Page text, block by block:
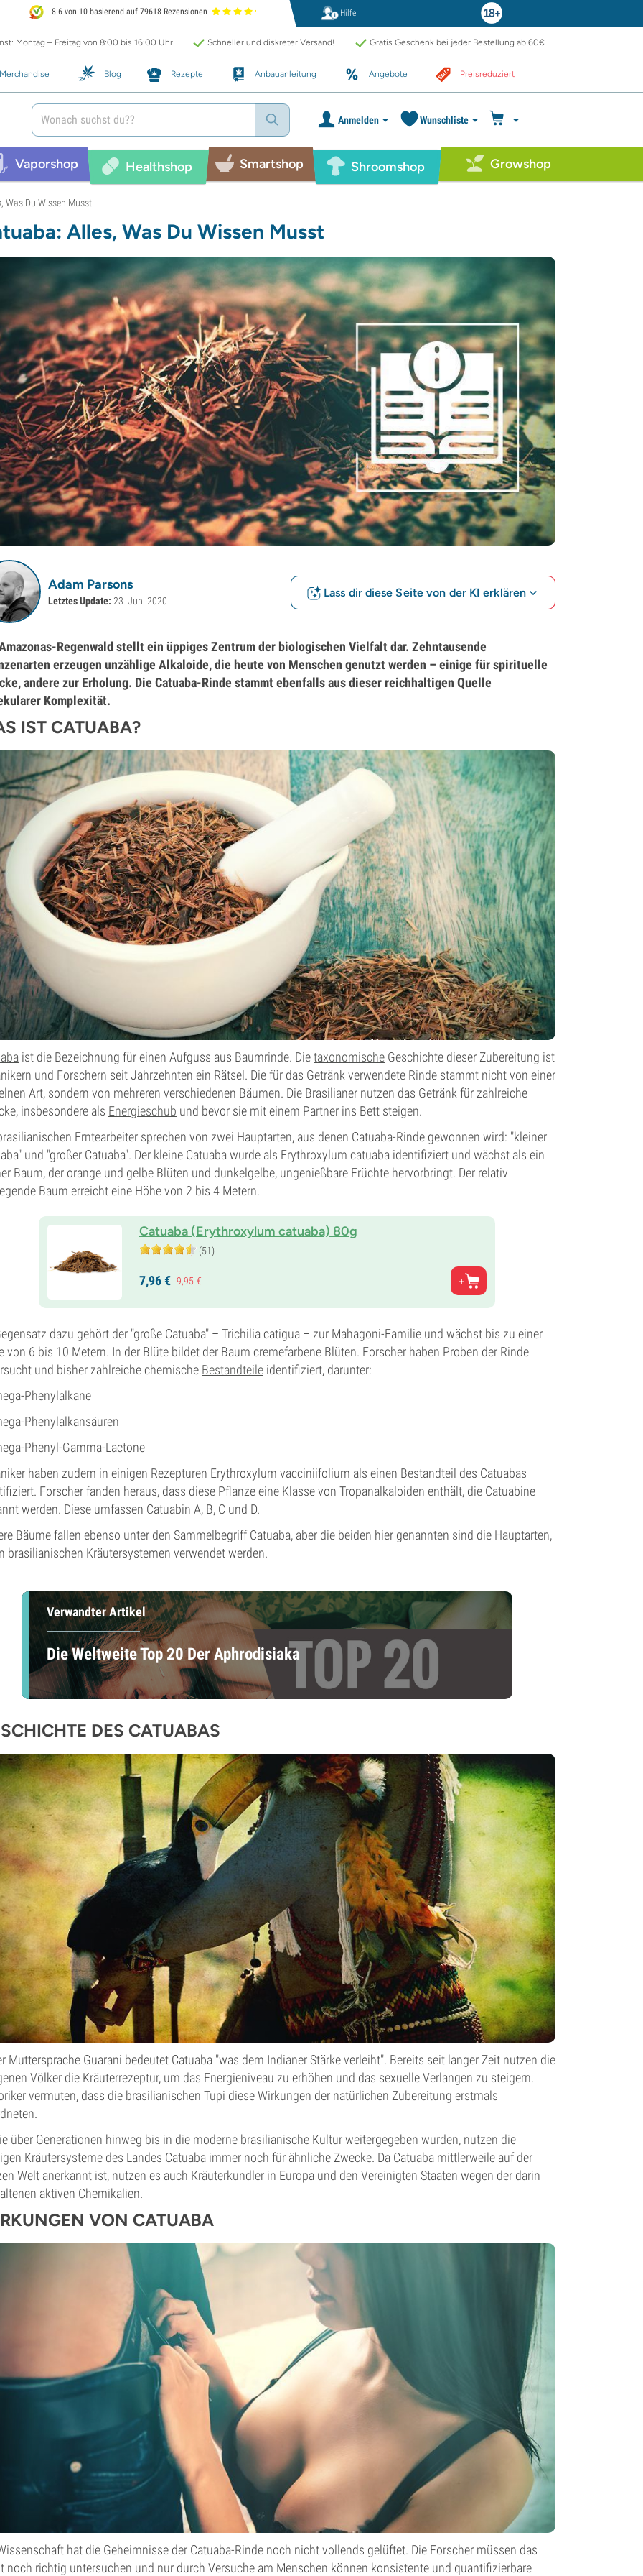
8.6 von 10 basierend auf 79618 Rezensionen Hilfe
Montag – Freitag von 8:00 bis 16:00 Uhr Schneller und diskreter Versand! Gratis Geschenk bei jeder Bestellung ab 60€
Merchandise Blog Rezepte Anbauanleitung Angebote Preisreduziert
Anmelden Wunschliste
Vaporshop Healthshop Smartshop Shroomshop Growshop
Was Du Wissen Musst
Alles, Was Du Wissen Musst
Adam Parsons
Letztes Update: 23. Juni 2020
Lass dir diese Seite von der KI erklären
Regenwald stellt ein üppiges Zentrum der biologischen Vielfalt dar. Zehntausende
erzeugen unzählige Alkaloide, die heute von Menschen genutzt werden – einige für spirituelle
andere zur Erholung. Die Catuaba-Rinde stammt ebenfalls aus dieser reichhaltigen Quelle
Komplexität.
IST CATUABA?
ist die Bezeichnung für einen Aufguss aus Baumrinde. Dietaxonomische Geschichte dieser Zubereitung ist
und Forschern seit Jahrzehnten ein Rätsel. Die für das Getränk verwendete Rinde stammt nicht von einer
Art, sondern von mehreren verschiedenen Bäumen. Die Brasilianer nutzen das Getränk für zahlreiche
insbesondere als Energieschub und bevor sie mit einem Partner ins Bett steigen.
Erntearbeiter sprechen von zwei Hauptarten, aus denen Catuaba-Rinde gewonnen wird: "kleiner
und "großer Catuaba". Der kleine Catuaba wurde als Erythroxylum catuaba identifiziert und wächst als ein
Baum, der orange und gelbe Blüten und dunkelgelbe, ungenießbare Früchte hervorbringt. Der relativ
Baum erreicht eine Höhe von 2 bis 4 Metern.
Catuaba (Erythroxylum catuaba) 80g
(51)
7,96€ 9,95€
dazu gehört der "große Catuaba" – Trichilia catigua – zur Mahagoni-Familie und wächst bis zu einer
von 6 bis 10 Metern. In der Blüte bildet der Baum cremefarbene Blüten. Forscher haben Proben der Rinde
und bisher zahlreiche chemische Bestandteile identifiziert, darunter:
Phenylalkane
Phenylalkansäuren
Phenyl-Gamma-Lactone
haben zudem in einigen Rezepturen Erythroxylum vacciniifolium als einen Bestandteil des Catuabas
Forscher fanden heraus, dass diese Pflanze eine Klasse von Tropanalkaloiden enthält, die Catuabine
werden. Diese umfassen Catuabin A, B, C und D.
Bäume fallen ebenso unter den Sammelbegriff Catuaba, aber die beiden hier genannten sind die Hauptarten,
brasilianischen Kräutersystemen verwendet werden.
Verwandter Artikel
Die Weltweite Top 20 Der Aphrodisiaka
DES CATUABAS
Muttersprache Guarani bedeutet Catuaba "was dem Indianer Stärke verleiht". Bereits seit langer Zeit nutzen die
Völker die Kräuterrezeptur, um das Energieniveau zu erhöhen und das sexuelle Verlangen zu steigern.
vermuten, dass die brasilianischen Tupi diese Wirkungen der natürlichen Zubereitung erstmals
über Generationen hinweg bis in die moderne brasilianische Kultur weitergegeben wurden, nutzen die
Kräutersysteme des Landes Catuaba immer noch für ähnliche Zwecke. Da Catuaba mittlerweile auf der
Welt anerkannt ist, nutzen es auch Kräuterkundler in Europa und den Vereinigten Staaten wegen der darin
aktiven Chemikalien.
VON CATUABA
hat die Geheimnisse der Catuaba-Rinde noch nicht vollends gelüftet. Die Forscher müssen das
noch richtig untersuchen und nur durch Versuche am Menschen können konsistente und quantifizierbare